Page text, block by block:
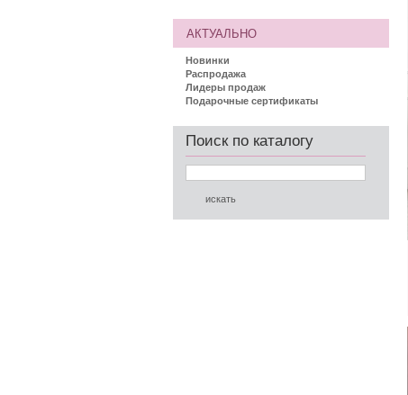
АКТУАЛЬНО
Новинки
Распродажа
Лидеры продаж
Подарочные сертификаты
Поиск по каталогу